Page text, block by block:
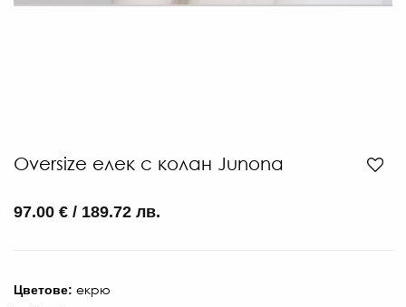
Oversize елек с колан Junona
97.00 € / 189.72 лв.
Цветове: екрю